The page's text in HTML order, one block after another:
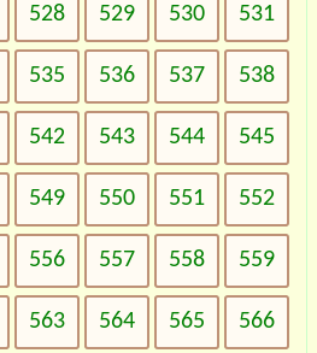
528 529 530 531
535 536 537 538
542 543 544 545
549 550 551 552
556 557 558 559
563 564 565 566